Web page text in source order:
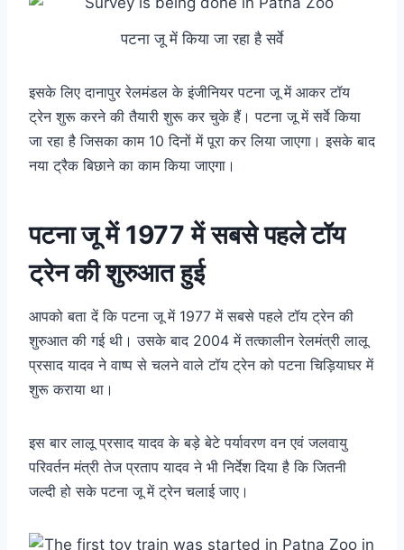
पटना जू में किया जा रहा है सर्वे
इसके लिए दानापुर रेलमंडल के इंजीनियर पटना जू में आकर टॉय
ट्रेन शुरू करने की तैयारी शुरू कर चुके हैं। पटना जू में सर्वे किया
जा रहा है जिसका काम 10 दिनों में पूरा कर लिया जाएगा। इसके बाद
नया ट्रैक बिछाने का काम किया जाएगा।
पटना जू में 1977 में सबसे पहले टॉय
ट्रेन की शुरुआत हुई
आपको बता दें कि पटना जू में 1977 में सबसे पहले टॉय ट्रेन की
शुरुआत की गई थी। उसके बाद 2004 में तत्कालीन रेलमंत्री लालू
प्रसाद यादव ने वाष्प से चलने वाले टॉय ट्रेन को पटना चिड़ियाघर में
शुरू कराया था।
इस बार लालू प्रसाद यादव के बड़े बेटे पर्यावरण वन एवं जलवायु
परिवर्तन मंत्री तेज प्रताप यादव ने भी निर्देश दिया है कि जितनी
जल्दी हो सके पटना जू में ट्रेन चलाई जाए।